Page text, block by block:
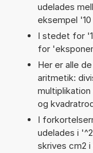
udelades
eksempel '10
I stedet for
for
Her er alle
aritmetik:
og
I
udelades i
skrives cm2